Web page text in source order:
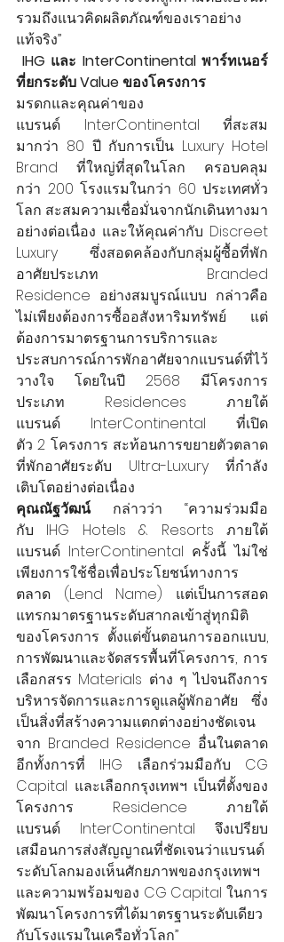
รวมถึงแนวคิดผลิตภัณฑ์ของเราอย่าง
แท้จริง”
IHG และ InterContinental พาร์ทเนอร์
ที่ยกระดับ Value ของโครงการ
มรดกและคุณค่าของ
แบรนด์ InterContinental ที่สะสม
มากว่า 80 ปี กับการเป็น Luxury Hotel
Brand ที่ใหญ่ที่สุดในโลก ครอบคลุม
กว่า 200 โรงแรมในกว่า 60 ประเทศทั่ว
โลก สะสมความเชื่อมั่นจากนักเดินทางมา
อย่างต่อเนื่อง และให้คุณค่ากับ Discreet
Luxury ซึ่งสอดคล้องกับกลุ่มผู้ซื้อที่พัก
อาศัยประเภท Branded
Residence อย่างสมบูรณ์แบบ กล่าวคือ
ไม่เพียงต้องการซื้ออสังหาริมทรัพย์ แต่
ต้องการมาตรฐานการบริการและ
ประสบการณ์การพักอาศัยจากแบรนด์ที่ไว้
วางใจ โดยในปี 2568 มีโครงการ
ประเภท Residences ภายใต้
แบรนด์ InterContinental ที่เปิด
ตัว 2 โครงการ สะท้อนการขยายตัวตลาด
ที่พักอาศัยระดับ Ultra-Luxury ที่กำลัง
เติบโตอย่างต่อเนื่อง
คุณณัฐวัฒน์ กล่าวว่า “ความร่วมมือ
กับ IHG Hotels & Resorts ภายใต้
แบรนด์ InterContinental ครั้งนี้ ไม่ใช่
เพียงการใช้ชื่อเพื่อประโยชน์ทางการ
ตลาด (Lend Name) แต่เป็นการสอด
แทรกมาตรฐานระดับสากลเข้าสู่ทุกมิติ
ของโครงการ ตั้งแต่ขั้นตอนการออกแบบ,
การพัฒนาและจัดสรรพื้นที่โครงการ, การ
เลือกสรร Materials ต่าง ๆ ไปจนถึงการ
บริหารจัดการและการดูแลผู้พักอาศัย ซึ่ง
เป็นสิ่งที่สร้างความแตกต่างอย่างชัดเจน
จาก Branded Residence อื่นในตลาด
อีกทั้งการที่ IHG เลือกร่วมมือกับ CG
Capital และเลือกกรุงเทพฯ เป็นที่ตั้งของ
โครงการ Residence ภายใต้
แบรนด์ InterContinental จึงเปรียบ
เสมือนการส่งสัญญาณที่ชัดเจนว่าแบรนด์
ระดับโลกมองเห็นศักยภาพของกรุงเทพฯ
และความพร้อมของ CG Capital ในการ
พัฒนาโครงการที่ได้มาตรฐานระดับเดียว
กับโรงแรมในเครือทั่วโลก”